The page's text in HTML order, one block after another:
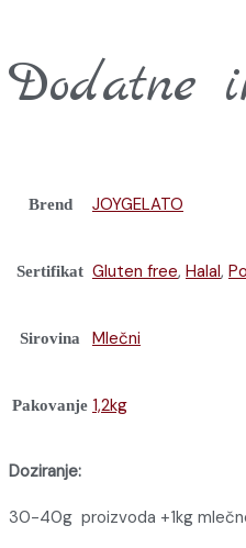
Dodatne
Brend JOYGELATO
Sertifikat Gluten free, Halal,
Sirovina Mlečni
Pakovanje 1,2kg
Doziranje:
30-40g proizvoda +1kg